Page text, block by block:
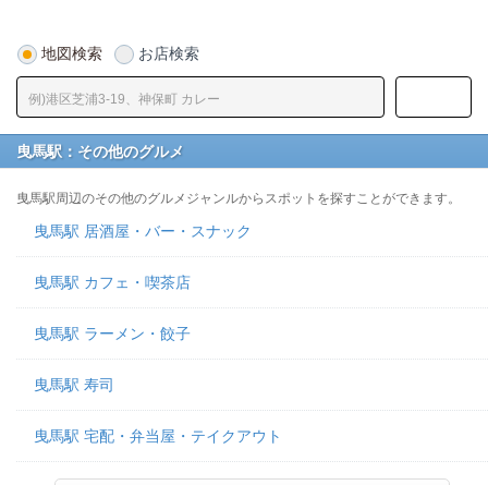
地図検索 お店検索
曳馬駅：その他のグルメ
曳馬駅周辺のその他のグルメジャンルからスポットを探すことができます。
曳馬駅 居酒屋・バー・スナック
曳馬駅 カフェ・喫茶店
曳馬駅 ラーメン・餃子
曳馬駅 寿司
曳馬駅 宅配・弁当屋・テイクアウト